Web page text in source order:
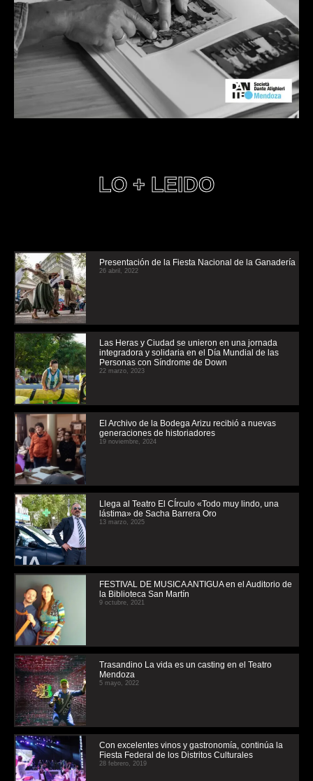
LO + LEIDO
Presentación de la Fiesta Nacional de la Ganadería
26 abril, 2022
Las Heras y Ciudad se unieron en una jornada
integradora y solidaria en el Día Mundial de las
Personas con Síndrome de Down
22 marzo, 2023
El Archivo de la Bodega Arizu recibió a nuevas
generaciones de historiadores
19 noviembre, 2024
Llega al Teatro El CÍrculo «Todo muy lindo, una
lástima» de Sacha Barrera Oro
13 marzo, 2025
FESTIVAL DE MUSICA ANTIGUA en el Auditorio de
la Biblioteca San Martín
9 octubre, 2021
Trasandino La vida es un casting en el Teatro
Mendoza
5 mayo, 2022
Con excelentes vinos y gastronomía, continúa la
Fiesta Federal de los Distritos Culturales
28 febrero, 2019